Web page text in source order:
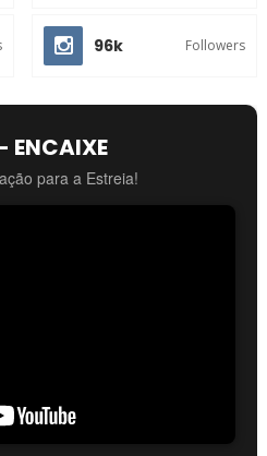
96k Followers
ENCAIXE
para a Estreia!